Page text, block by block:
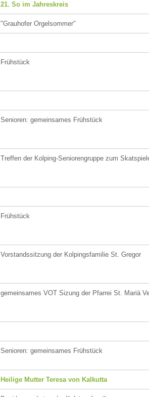
21. So im Jahreskreis
"Grauhofer Orgelsommer"
Frühstück
Senioren: gemeinsames Frühstück
Treffen der Kolping-Seniorengruppe zum
Frühstück
Vorstandssitzung der Kolpingsfamilie St. Gregor
gemeinsames VOT Sizung der Pfarrei St. Mariä
Senioren: gemeinsames Frühstück
Heilige Mutter Teresa von Kalkutta